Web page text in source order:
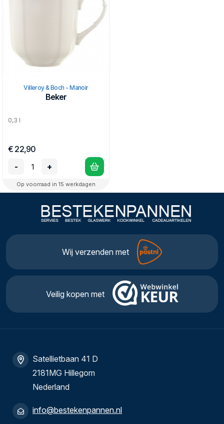
Villeroy & Boch - Manoir
Beker
0,3 l
€ 22,90
-
+
Op voorraad in 15 werkdagen
Wij verzenden met
Veilig kopen met
Satellietbaan 41 D
2181MG Hillegom
Nederland
info@bestekenpannen.nl